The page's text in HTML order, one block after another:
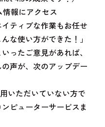
報にアクセス
ティブな作業もお任せ
な使い方ができた！」
ったご意見があれば、
声が、次のアップデー
いただいていない方で
ピューターサービスま